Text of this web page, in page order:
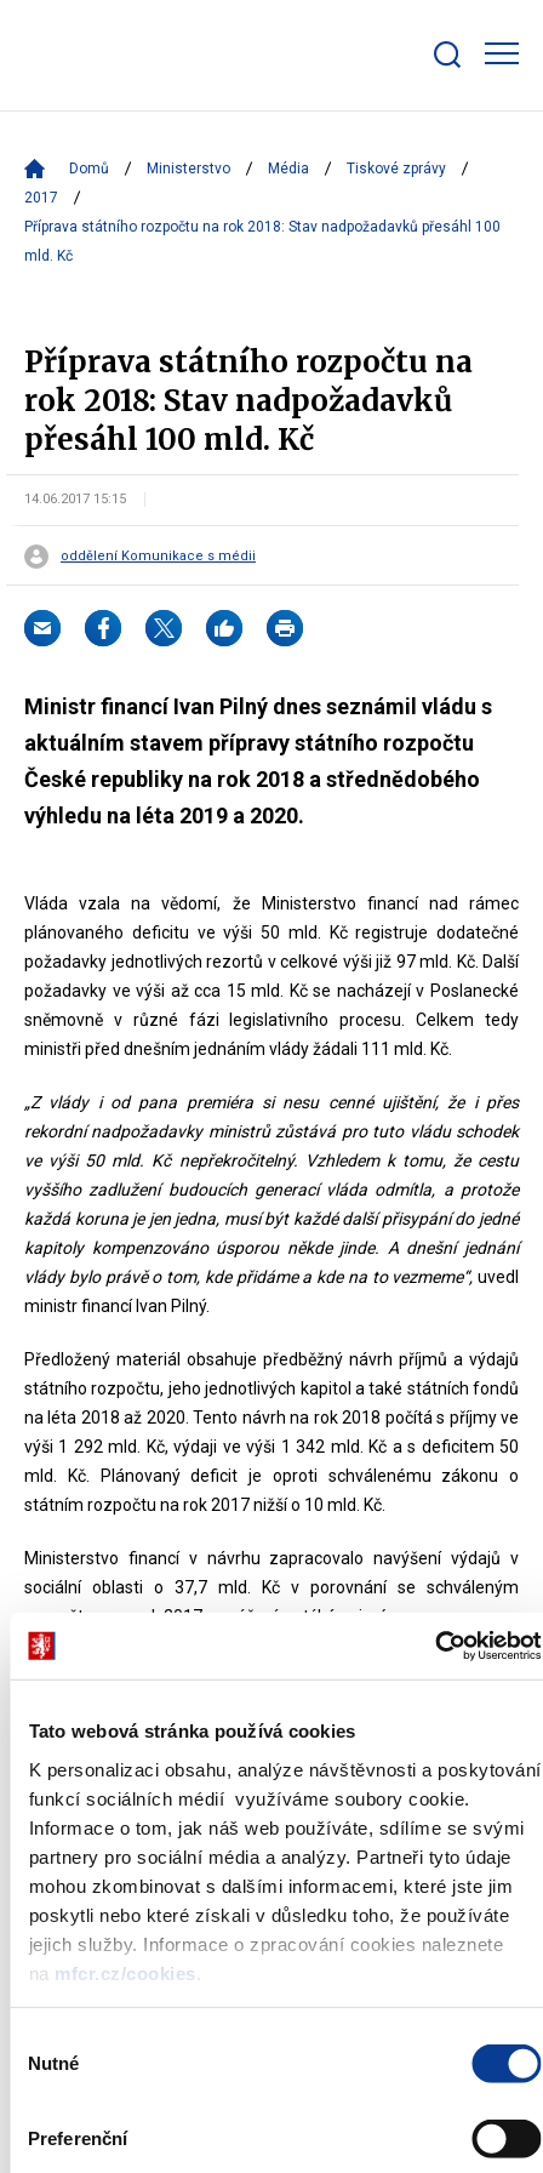
Tato webová stránka používá cookies
K personalizaci obsahu, analýze návštěvnosti a poskytování
funkcí sociálních médií využíváme soubory cookie.
Informace o tom, jak náš web používáte, sdílíme se svými
partnery pro sociální média a analýzy. Partneři tyto údaje
mohou zkombinovat s dalšími informacemi, které jste jim
poskytli nebo které získali v důsledku toho, že používáte
jejich služby. Informace o zpracování cookies naleznete
na mfcr.cz/cookies
souhlasu
Nutné
Preferenční
bar
Domů Ministerstvo Média
Tiskové zprávy
2017
Příprava státního rozpočtu na rok 2018: Stav nadpožadavků přesáhl 100
mld. Kč
Příprava státního rozpočtu na
rok 2018: Stav nadpožadavků
přesáhl 100 mld. Kč
14.06.2017 15:15
oddělení Komunikace s médii
Ministr financí Ivan Pilný dnes seznámil vládu s
aktuálním stavem přípravy státního rozpočtu
České republiky na rok 2018 a střednědobého
výhledu na léta 2019 a 2020.
Vláda vzala na vědomí, že Ministerstvo financí nad rámec
plánovaného deficitu ve výši 50 mld. Kč registruje dodatečné
požadavky jednotlivých rezortů v celkové výši již 97 mld. Kč. Další
požadavky ve výši až cca 15 mld. Kč se nacházejí v Poslanecké
sněmovně v různé fázi legislativního procesu. Celkem tedy
ministři před dnešním jednáním vlády žádali 111 mld. Kč.
„Z vlády i od pana premiéra si nesu cenné ujištění, že i přes
rekordní nadpožadavky ministrů zůstává pro tuto vládu schodek
ve výši 50 mld. Kč nepřekročitelný. Vzhledem k tomu, že cestu
vyššího zadlužení budoucích generací vláda odmítla, a protože
každá koruna je jen jedna, musí být každé další přisypání do jedné
kapitoly kompenzováno úsporou někde jinde. A dnešní jednání
vlády bylo právě o tom, kde přidáme a kde na to vezmeme“, uvedl
ministr financí Ivan Pilný.
Předložený materiál obsahuje předběžný návrh příjmů a výdajů
státního rozpočtu, jeho jednotlivých kapitol a také státních fondů
na léta 2018 až 2020. Tento návrh na rok 2018 počítá s příjmy ve
výši 1 292 mld. Kč, výdaji ve výši 1 342 mld. Kč a s deficitem 50
mld. Kč. Plánovaný deficit je oproti schválenému zákonu o
státním rozpočtu na rok 2017 nižší o 10 mld. Kč.
Ministerstvo financí v návrhu zapracovalo navýšení výdajů v
sociální oblasti o 37,7 mld. Kč v porovnání se schváleným
rozpočtem na rok 2017; navýšení se týká zejména:
výdaje na dávkynemocenského pojištění
mld. Kč) více než v roce 2017
příspěvek na péči
o 1,7 mld. Kč
zvýšení přídavku na dítě o 300 Kč měsíčně včetně rozšíření
okruhu příjemců dávek z 2,4 na 2,7 násobek životního
zvýšení
při porodu vícerčat a
výrazné navýšení dávek pěstounské péče (odměna
Dále návrh počítá s navýšením výdajů na platy o 21,8 mld. Kč,
podporu sportu z 6 mld. Kč na 7 mld. Kč, nárůstem výdajů na